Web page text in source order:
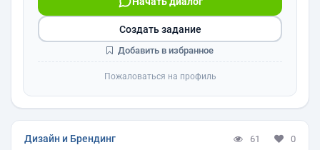
Создать задание
Добавить в избранное
Пожаловаться на профиль
Дизайн и Брендинг 61 0